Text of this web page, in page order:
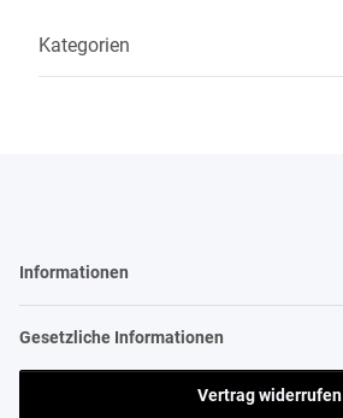
Kategorien
Informationen
Gesetzliche Informationen
Vertrag widerrufen